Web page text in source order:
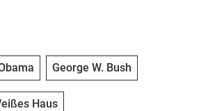
George W. Bush
Haus